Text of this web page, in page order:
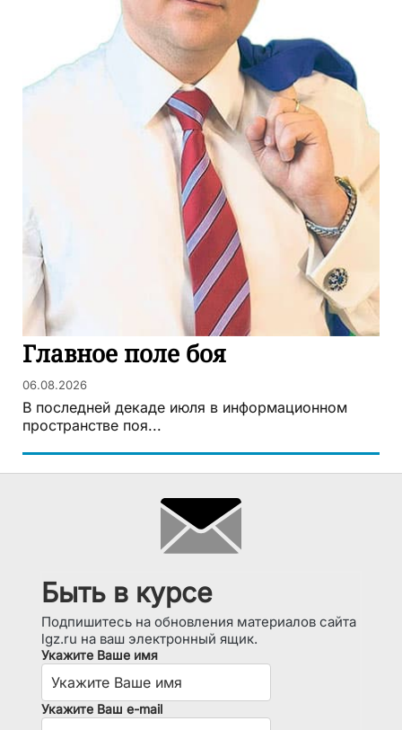
Главное поле боя
06.08.2026
В последней декаде июля в информационном
пространстве поя...
Быть в курсе
Подпишитесь на обновления материалов сайта
lgz.ru на ваш электронный ящик.
Укажите Ваше имя
Укажите Ваш e-mail